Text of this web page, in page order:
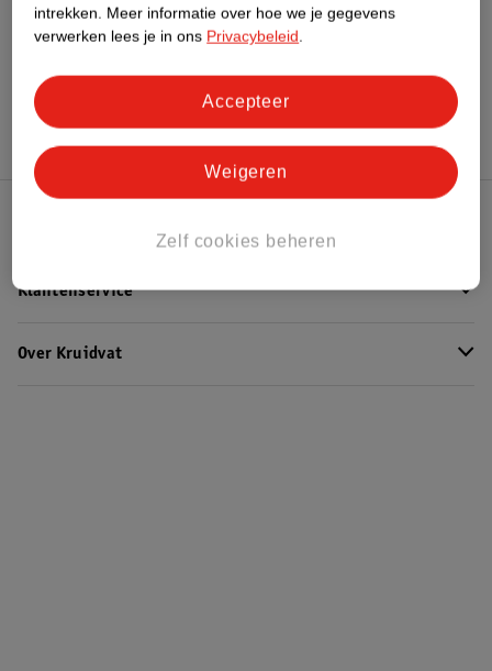
MeerDarphin Alle Korean dagcreme
Hoe controleren wij de reviews?
Klantenservice
Over Kruidvat
intrekken. Meer informatie over hoe we je gegevens
verwerken lees je in ons Privacybeleid.
Zelf cookies beheren
Weigeren
Accepteer